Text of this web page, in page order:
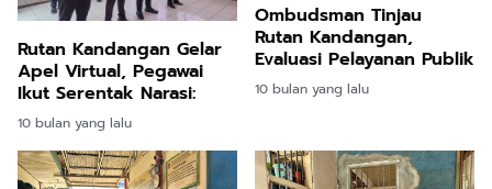
Rutan Kandangan Gelar
Apel Virtual, Pegawai
Ikut Serentak Narasi:
10 bulan yang lalu
Ombudsman Tinjau
Rutan Kandangan,
Evaluasi Pelayanan Publik
10 bulan yang lalu